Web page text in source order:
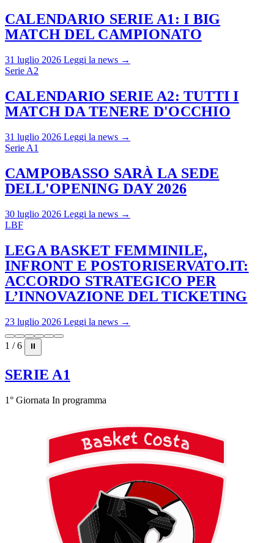
CALENDARIO SERIE A1: I BIG
MATCH DEL CAMPIONATO
31 luglio 2026 Leggi la news →
Serie A2
CALENDARIO SERIE A2: TUTTI I
MATCH DA TENERE D'OCCHIO
31 luglio 2026 Leggi la news →
Serie A1
CAMPOBASSO SARÀ LA SEDE
DELL'OPENING DAY 2026
30 luglio 2026 Leggi la news →
LBF
LEGA BASKET FEMMINILE,
INFRONT E POSTORISERVATO.IT:
ACCORDO STRATEGICO PER
L’INNOVAZIONE DEL TICKETING
23 luglio 2026 Leggi la news →
1 / 6 ⏸
SERIE A1
1° Giornata In programma